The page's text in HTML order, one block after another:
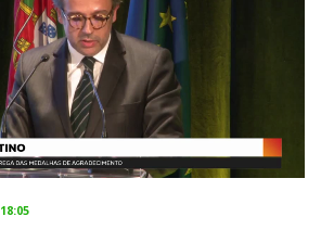
18:05